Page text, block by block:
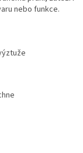
nebo funkce.